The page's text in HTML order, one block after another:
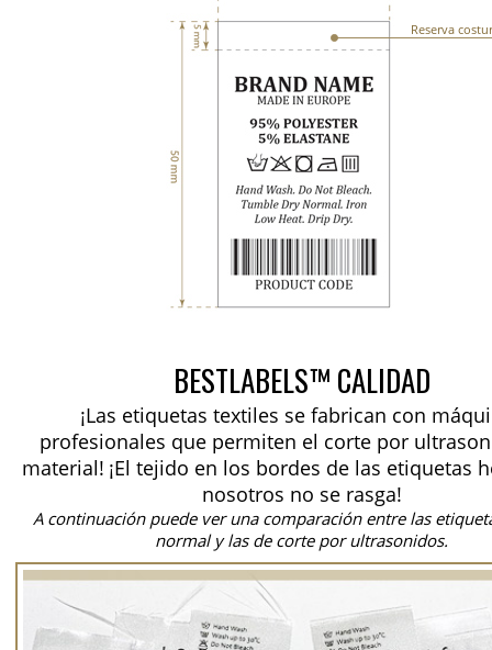
Reserva
BESTLABELS™ CALIDAD
¡Las etiquetas textiles se fabrican con
profesionales que permiten el corte por
material! ¡El tejido en los bordes de las etiquetas
nosotros no se rasga!
A continuación puede ver una comparación entre las
normal y las de corte por ultrasonidos.